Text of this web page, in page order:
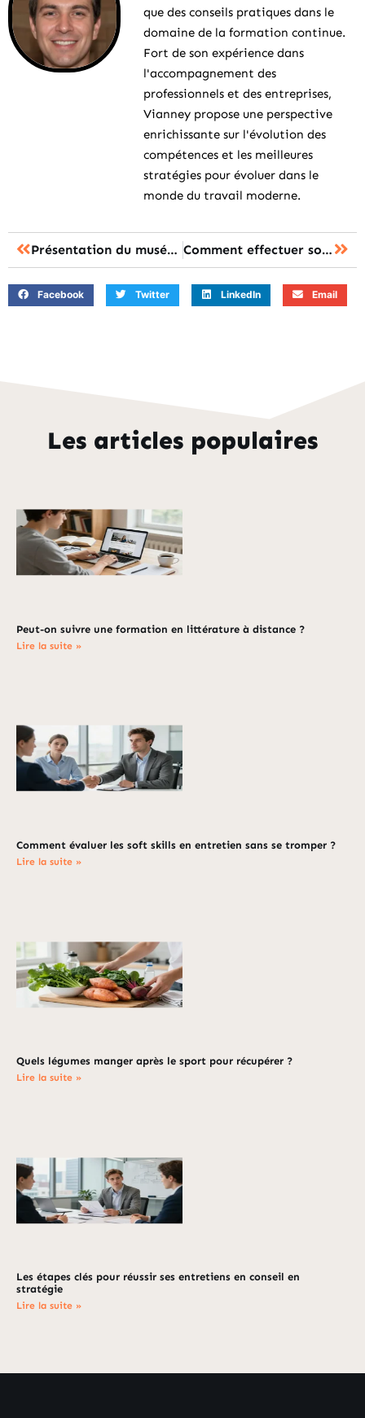
que des conseils pratiques dans le
domaine de la formation continue.
Fort de son expérience dans
l'accompagnement des
professionnels et des entreprises,
Vianney propose une perspective
enrichissante sur l'évolution des
compétences et les meilleures
stratégies pour évoluer dans le
monde du travail moderne.
Présentation du musée des sciences Paris Comment effectuer son inscription CAPES 2023 ?
Facebook Twitter LinkedIn Email
Les articles populaires
Peut-on suivre une formation en littérature à distance ?
Lire la suite »
Comment évaluer les soft skills en entretien sans se tromper ?
Lire la suite »
Quels légumes manger après le sport pour récupérer ?
Lire la suite »
Les étapes clés pour réussir ses entretiens en conseil en
stratégie
Lire la suite »